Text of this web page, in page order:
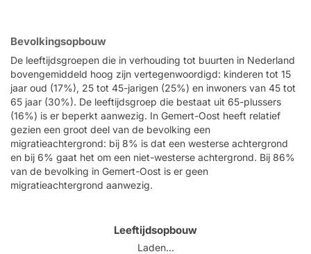
Bevolkingsopbouw
De leeftijdsgroepen die in verhouding tot buurten in Nederland
bovengemiddeld hoog zijn vertegenwoordigd: kinderen tot 15
jaar oud (17%), 25 tot 45-jarigen (25%) en inwoners van 45 tot
65 jaar (30%). De leeftijdsgroep die bestaat uit 65-plussers
(16%) is er beperkt aanwezig. In Gemert-Oost heeft relatief
gezien een groot deel van de bevolking een
migratieachtergrond: bij 8% is dat een westerse achtergrond
en bij 6% gaat het om een niet-westerse achtergrond. Bij 86%
van de bevolking in Gemert-Oost is er geen
migratieachtergrond aanwezig.
Leeftijdsopbouw
Laden...